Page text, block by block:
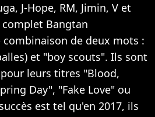
J-Hope, RM, Jimin, V et
Bangtan
combinaison de deux mots :
et "boy scouts". Ils sont
leurs titres "Blood,
Day", "Fake Love" ou
est tel qu'en 2017, ils